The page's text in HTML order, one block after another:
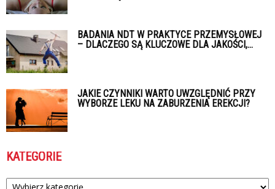
BADANIA NDT W PRAKTYCE PRZEMYSŁOWEJ
– DLACZEGO SĄ KLUCZOWE DLA JAKOŚCI,...
JAKIE CZYNNIKI WARTO UWZGLĘDNIĆ PRZY
WYBORZE LEKU NA ZABURZENIA EREKCJI?
KATEGORIE
Kategorie